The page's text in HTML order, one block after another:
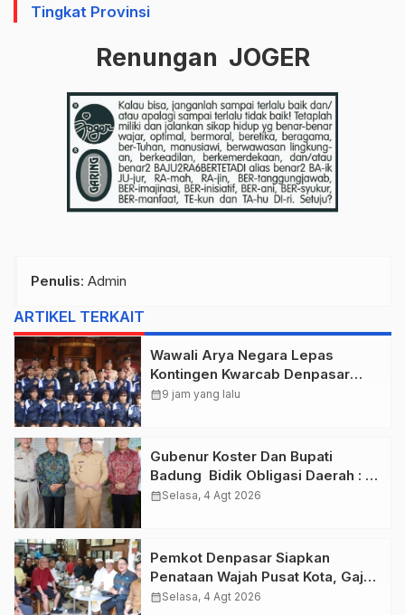
Tingkat Provinsi
Renungan JOGER
Penulis: Admin
ARTIKEL TERKAIT
Wawali Arya Negara Lepas
Kontingen Kwarcab Denpasar
Menuju Jambore Nasional XII
calendar_month9 jam yang lalu
Gubenur Koster Dan Bupati
Badung Bidik Obligasi Daerah :
Gaspol Bangun Infrastruktur
calendar_monthSelasa, 4 Agt 2026
Pemkot Denpasar Siapkan
Penataan Wajah Pusat Kota, Gajah
Mada Jadi Salah Satu Kawasan
calendar_monthSelasa, 4 Agt 2026